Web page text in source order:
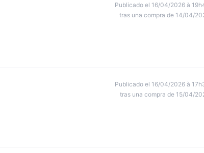
Publicado el 16/04/2026 à
tras una compra de 14/04/
Publicado el 16/04/2026 à
tras una compra de 15/04/